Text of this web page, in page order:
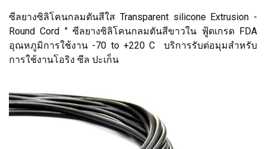
ซีลยางซิลิโคนกลมตันสีใส Transparent silicone Extrusion -
Round Cord " ซีลยางซิลิโคนกลมตันสีขาวใน ฟู้ดเกรด FDA
อุณหภูมิการใช้งาน -70 to +220 C บริการรับต่อมุมสำหรับ
การใช้งานโอริง ซีล ปะเก็น